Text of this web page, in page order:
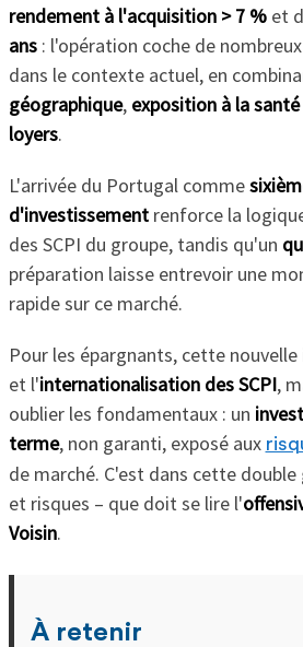
rendement à l'acquisition > 7 %et
ans: l'opération coche de
dans le contexte actuel, en
géographique, exposition à la santé
loyers.
L'arrivée du Portugal comme
d'investissementrenforce la
des SCPI du groupe, tandis qu'un
préparation laisse entrevoir une
rapide sur ce marché.
Pour les épargnants, cette
et l'internationalisation des SCPI,
oublier les fondamentaux : un
terme, non garanti, exposé aux
de marché. C'est dans cette
et risques – que doit se lire l'
Voisin.
À retenir